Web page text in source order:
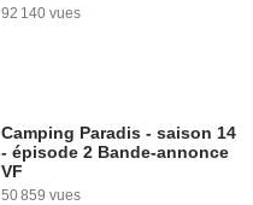
92 140 vues
Camping Paradis - saison 14
- épisode 2 Bande-annonce
VF
50 859 vues